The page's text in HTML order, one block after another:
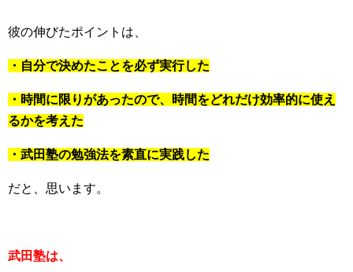
彼の伸びたポイントは、
・自分で決めたことを必ず実行した
・時間に限りがあったので、時間をどれだけ効率的に使え
るかを考えた
・武田塾の勉強法を素直に実践した
だと、思います。
武田塾は、